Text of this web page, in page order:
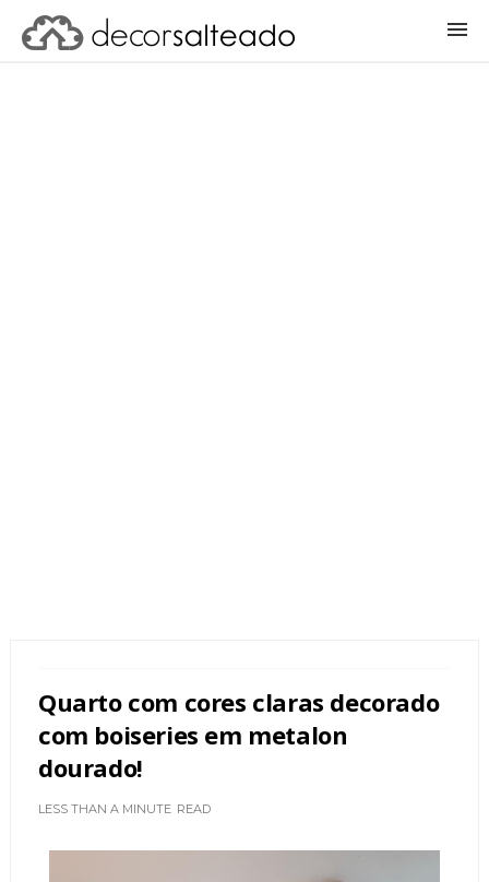
Quarto com cores claras decorado
com boiseries em metalon
dourado!
LESS THAN A MINUTE READ